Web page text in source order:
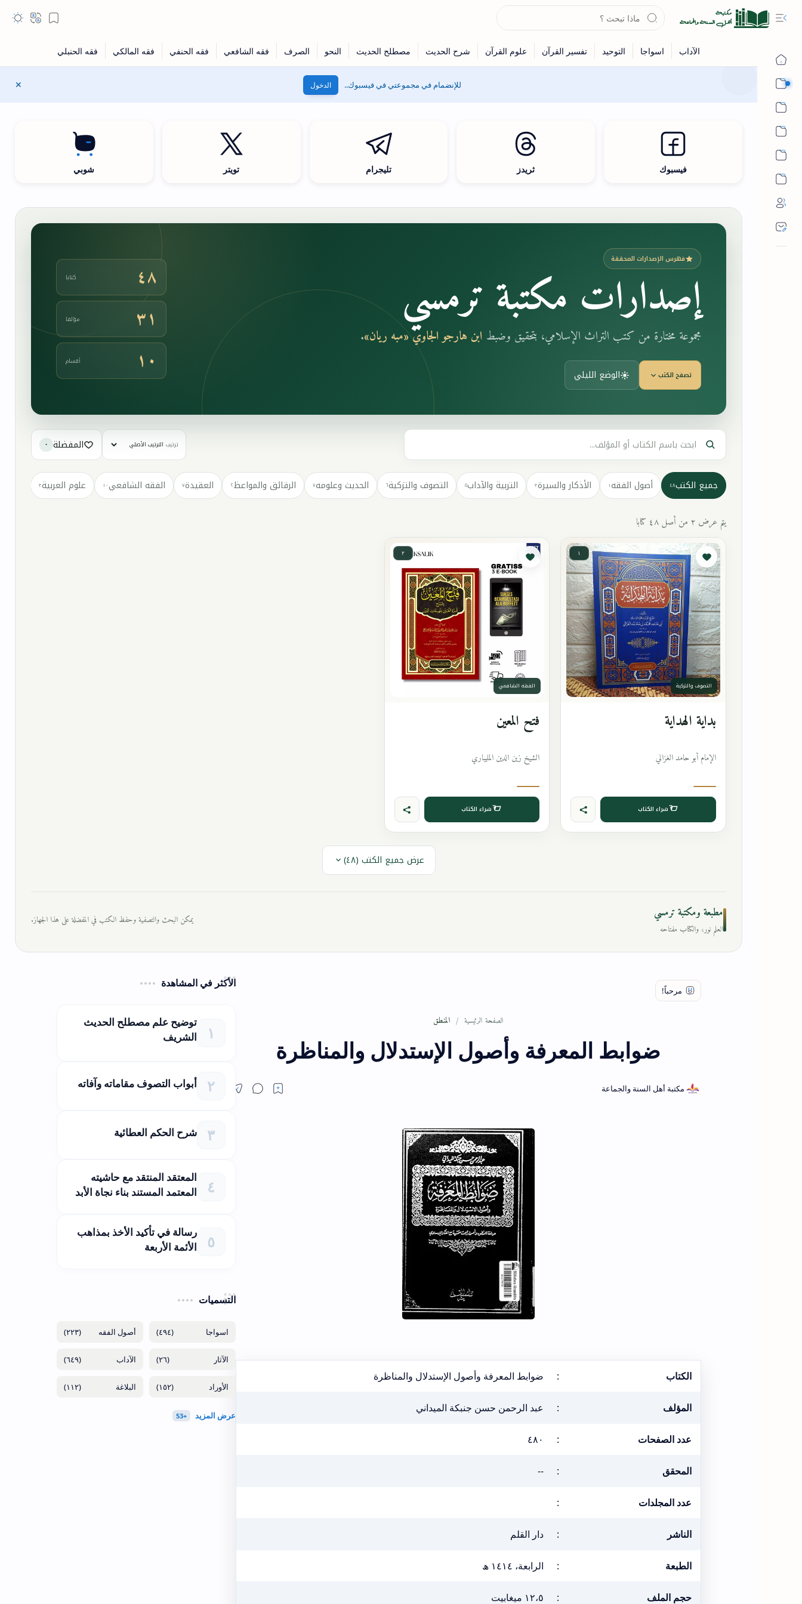
للإنضمام في مجموعتي في فيسبوك.. الدخول
فيسبوك ثريدز تليجرام تويتر شوبي
فهرس الإصدارات المحققة
إصدارات مكتبة ترمسي
مجموعة مختارة من كتب التراث الإسلامي، بتحقيق وضبط ابن هارجو الجاوي «مبه ريان».
تصفح الكتب الوضع الليلي
٤٨ كتابا
٣١ مؤلفا
١٠ أقسام
ترتيب المفضلة ٠
جميع الكتب٤٨ أصول الفقه١ الأذكار والسيرة٣ التربية والآداب٥ التصوف والتزكية٦ الحديث وعلومه٧ الرقائق والمواعظ٢ العقيدة٧ الفقه الشافعي١٠ علوم العربية٣
يتم عرض ٢ من أصل ٤٨ كتابا
١
التصوف والتزكية
بداية الهداية
الإمام أبو حامد الغزالي
شراء الكتاب
٢
الفقه الشافعي
فتح المعين
الشيخ زين الدين المليباري
شراء الكتاب
عرض جميع الكتب (٤٨)
مطبعة ومكتبة ترمسي
العلم نور، والكتاب مفتاحه
يمكن البحث والتصفية وحفظ الكتب في المفضلة على هذا الجهاز.
الصفحة الرئيسية المنطق
ضوابط المعرفة وأصول الإستدلال والمناظرة
الكتاب : ضوابط المعرفة وأصول الإستدلال والمناظرة
المؤلف : عبد الرحمن حسن جنبكة الميداني
عدد الصفحات : ٤٨٠
المحقق :
--
عدد المجلدات :
الناشر : دار القلم
الطبعة : الرابعة، ١٤١٤ ھ
حجم الملف : ١٢،٥ ميغابيت
الأكثر في المشاهدة
توضيح علم مصطلح الحديث
الشريف
أبواب التصوف مقاماته وآفاته
شرح الحكم العطائية
المعتقد المنتقد مع حاشيته
المعتمد المستند بناء نجاة الأبد
رسالة في تأكيد الأخذ بمذاهب
الأئمة الأربعة
التسميات
(٤٩٤) (٢٢٣)
(٢٦) (٦٤٩)
(١٥٢) (١١٢)